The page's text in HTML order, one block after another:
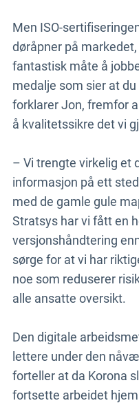
Men ISO-
døråpner på
fantastisk måte å
medalje som sier at
forklarer Jon, fremfor
å kvalitetssikre det vi
– Vi trengte virkelig et
informasjon på ett
med de gamle gule
Stratsys har vi fått en
versjonshåndtering
sørge for at vi har
noe som reduserer
alle ansatte oversikt.
Den digitale
lettere under den
forteller at da Korona
fortsette arbeidet